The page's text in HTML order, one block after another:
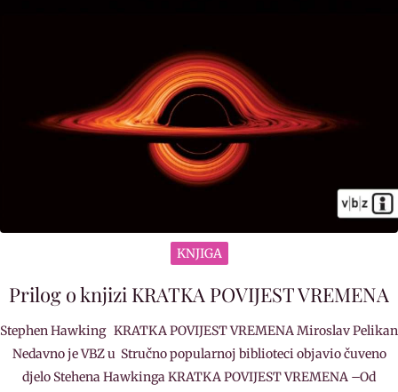
KNJIGA
Prilog o knjizi KRATKA POVIJEST VREMENA
Stephen Hawking KRATKA POVIJEST VREMENA Miroslav Pelikan
Nedavno je VBZ u Stručno popularnoj biblioteci objavio čuveno
djelo Stehena Hawkinga KRATKA POVIJEST VREMENA –Od